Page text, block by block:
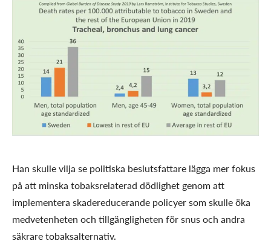
Han skulle vilja se politiska beslutsfattare lägga mer fokus
på att minska tobaksrelaterad dödlighet genom att
implementera skadereducerande policyer som skulle öka
medvetenheten och tillgängligheten för snus och andra
säkrare tobaksalternativ.